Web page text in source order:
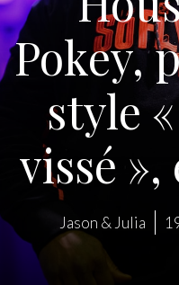
Pokey,
style
vissé »,
Jason & Julia